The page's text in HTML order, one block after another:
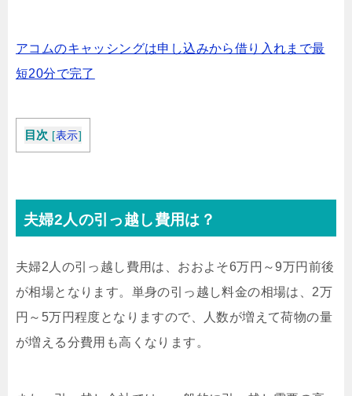
アコムのキャッシングは申し込みから借り入れまで最
短20分で完了
目次 [表示]
夫婦2人の引っ越し費用は？
夫婦2人の引っ越し費用は、おおよそ6万円～9万円前後
が相場となります。単身の引っ越し料金の相場は、2万
円～5万円程度となりますので、人数が増えて荷物の量
が増える分費用も高くなります。